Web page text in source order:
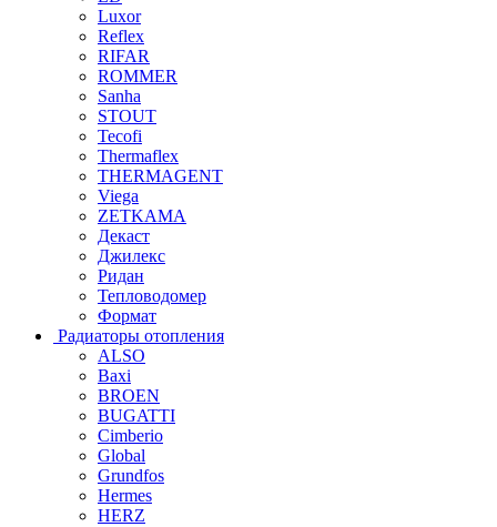
Luxor
Reflex
RIFAR
ROMMER
Sanha
STOUT
Tecofi
Thermaflex
THERMAGENT
Viega
ZETKAMA
Декаст
Джилекс
Ридан
Тепловодомер
Формат
Радиаторы отопления
ALSO
Baxi
BROEN
BUGATTI
Cimberio
Global
Grundfos
Hermes
HERZ